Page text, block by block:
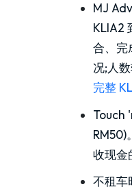
MJ
KLIA2
合、完
况;人
完整
Touch
RM50)
收现金
不租车